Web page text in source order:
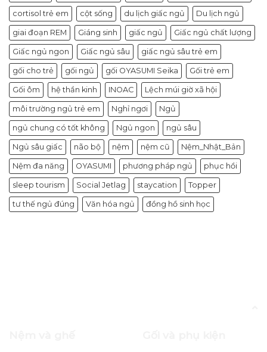
cortisol trẻ em cột sống du lịch giấc ngủ Du lịch ngủ
giai đoạn REM Giáng sinh giấc ngủ Giấc ngủ chất lượng
Giấc ngủ ngon Giấc ngủ sâu giấc ngủ sâu trẻ em
gối cho trẻ gối ngủ gối OYASUMI Seika Gối trẻ em
Gối ôm hệ thần kinh INOAC Lệch múi giờ xã hội
môi trường ngủ trẻ em Nghỉ ngơi Ngủ
ngủ chung có tốt không Ngủ ngon ngủ sâu
Ngủ sâu giấc não bộ nệm nệm cũ Nệm_Nhật_Bản
Nệm đa năng OYASUMI phương pháp ngủ phục hồi
sleep tourism Social Jetlag staycation Topper
tư thế ngủ đúng Văn hóa ngủ đồng hồ sinh học